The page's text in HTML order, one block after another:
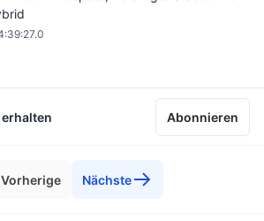
Abonnieren
Vorherige Nächste